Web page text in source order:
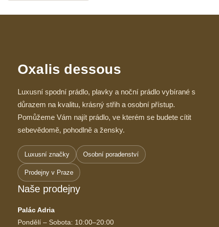
Oxalis dessous
Luxusní spodní prádlo, plavky a noční prádlo vybírané s
důrazem na kvalitu, krásný střih a osobní přístup.
Pomůžeme Vám najít prádlo, ve kterém se budete cítit
sebevědomě, pohodlně a žensky.
Luxusní značky Osobní poradenství
Prodejny v Praze
Naše prodejny
Palác Adria
Pondělí – Sobota: 10:00–20:00